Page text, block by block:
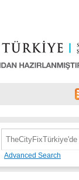
Advanced Search